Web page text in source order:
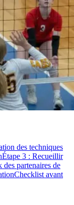
des techniques
Étape 3 : Recueillir
des partenaires de
Checklist avant